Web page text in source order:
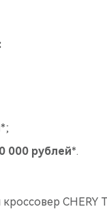
*;
000 рублей*.
CHERY